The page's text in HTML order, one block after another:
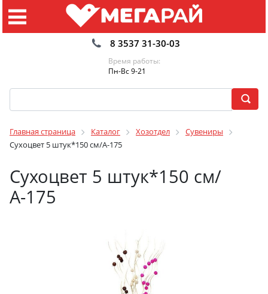
8 3537 31-30-03
Время работы:
Пн-Вс 9-21
Главная страница Каталог Хозотдел
Сувениры
Сухоцвет 5 штук*150 см/А-175
Сухоцвет 5 штук*150 см/
А-175